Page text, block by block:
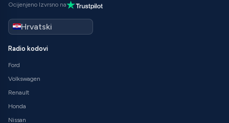
Ocijenjeno Izvrsno na
Radio kodovi
Ford
Volkswagen
Renault
Honda
Nissan